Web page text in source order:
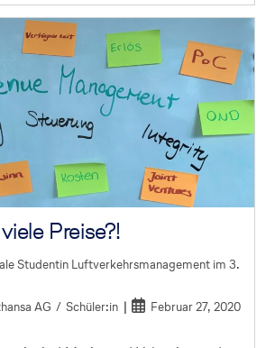
Preise?!
Studentin Luftverkehrsmanagement im 3.
AG / Schüler:in Februar 27, 2020